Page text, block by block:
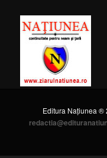
Editura Naţiunea ®